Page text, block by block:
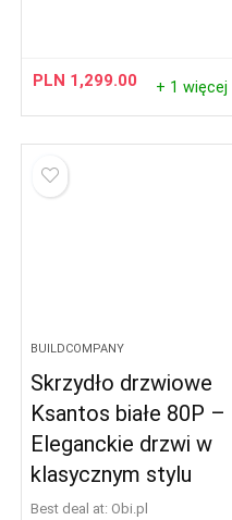
PLN 1,299.00 + 1 więcej
BUILDCOMPANY
Skrzydło drzwiowe
Ksantos białe 80P –
Eleganckie drzwi w
klasycznym stylu
Best deal at: obi.pl